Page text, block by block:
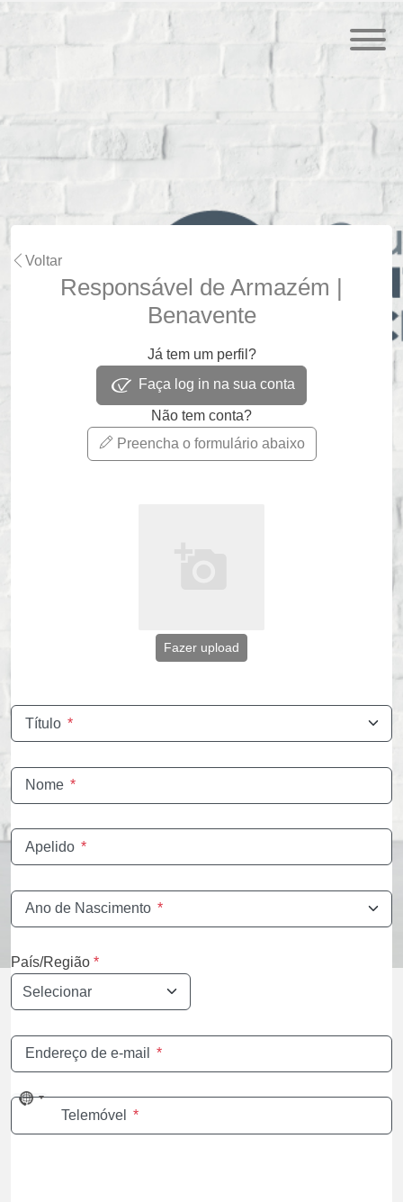
Voltar
Responsável de Armazém |
Benavente
Já tem um perfil?
Faça log in na sua conta
Não tem conta?
Preencha o formulário abaixo
Fazer upload
Título *
Nome *
Apelido *
Ano de Nascimento *
País/Região *
Endereço de e-mail *
No
countryTelemóvel *